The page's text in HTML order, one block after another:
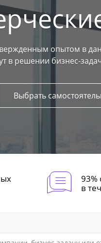
опытом в
в решении бизнес-
Выбрать
93%
в